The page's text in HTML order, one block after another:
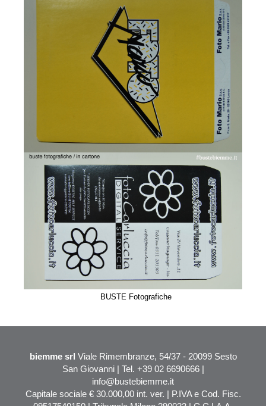
BUSTE Fotografiche
biemme srl Viale Rimembranze, 54/37 - 20099 Sesto
San Giovanni | Tel. +39 02 6690666 |
info@bustebiemme.it
Capitale sociale € 30.000,00 int. ver. | P.IVA e Cod. Fisc.